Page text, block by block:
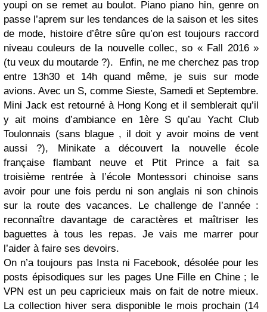
youpi on se remet au boulot. Piano piano hin, genre on
passe l’aprem sur les tendances de la saison et les sites
de mode, histoire d’être sûre qu’on est toujours raccord
niveau couleurs de la nouvelle collec, so « Fall 2016 »
(tu veux du moutarde ?). Enfin, ne me cherchez pas trop
entre 13h30 et 14h quand même, je suis sur mode
avions. Avec un S, comme Sieste, Samedi et Septembre.
Mini Jack est retourné à Hong Kong et il semblerait qu’il
y ait moins d’ambiance en 1ère S qu’au Yacht Club
Toulonnais (sans blague , il doit y avoir moins de vent
aussi ?), Minikate a découvert la nouvelle école
française flambant neuve et Ptit Prince a fait sa
troisième rentrée à l’école Montessori chinoise sans
avoir pour une fois perdu ni son anglais ni son chinois
sur la route des vacances. Le challenge de l’année :
reconnaître davantage de caractères et maîtriser les
baguettes à tous les repas. Je vais me marrer pour
l’aider à faire ses devoirs.
On n’a toujours pas Insta ni Facebook, désolée pour les
posts épisodiques sur les pages Une Fille en Chine ; le
VPN est un peu capricieux mais on fait de notre mieux.
La collection hiver sera disponible le mois prochain (14